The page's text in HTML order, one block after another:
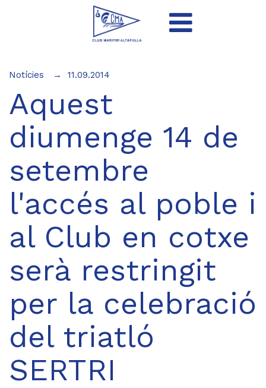
Notícies 11.09.2014
Aquest
diumenge 14 de
setembre
l'accés al poble i
al Club en cotxe
serà restringit
per la celebració
del triatló
SERTRI